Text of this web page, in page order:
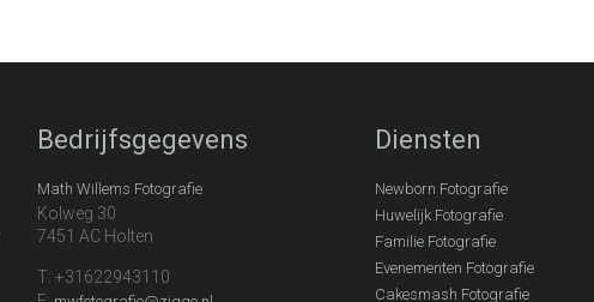
Bedrijfsgegevens
Math Willems Fotografie
Kolweg 30
7451 AC Holten
T: +31622943110
Diensten
Newborn Fotografie
Huwelijk Fotografie
Familie Fotografie
Evenementen Fotografie
Cakesmash Fotografie